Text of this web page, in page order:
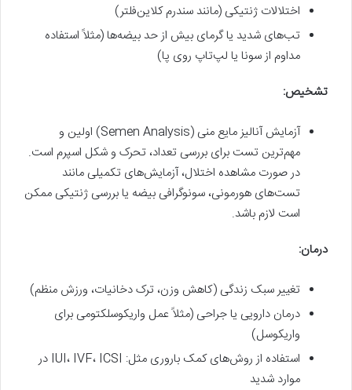
اختلالات ژنتیکی (مانند سندرم کلاین‌فلتر)
تب‌های شدید یا گرمای بیش از حد بیضه‌ها (مثلاً استفاده
مداوم از سونا یا لپ‌تاپ روی پا)
تشخیص:
آزمایش آنالیز مایع منی (Semen Analysis) اولین و
مهم‌ترین تست برای بررسی تعداد، تحرک و شکل اسپرم است.
در صورت مشاهده اختلال، آزمایش‌های تکمیلی مانند
تست‌های هورمونی، سونوگرافی بیضه یا بررسی ژنتیکی ممکن
است لازم باشد.
درمان:
تغییر سبک زندگی (کاهش وزن، ترک دخانیات، ورزش منظم)
درمان دارویی یا جراحی (مثلاً عمل واریکوسلکتومی برای
واریکوسل)
استفاده از روش‌های کمک باروری مثل: IUI، IVF، ICSI در
موارد شدید